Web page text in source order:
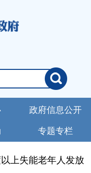
政府信息公开
专题专栏
上失能老年人发放